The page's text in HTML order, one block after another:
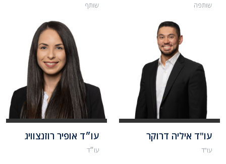
שותפה שותף
עו"ד איליה דרוקר
עו"ד
עו״ד אופיר רוזנצוויג
עו״ד